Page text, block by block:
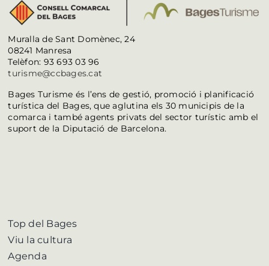
Muralla de Sant Domènec, 24
08241 Manresa
Telèfon: 93 693 03 96
turisme@ccbages.cat
Bages Turisme és l’ens de gestió, promoció i planificació
turística del Bages, que aglutina els 30 municipis de la
comarca i també agents privats del sector turístic amb el
suport de la Diputació de Barcelona.
Top del Bages
Viu la cultura
Agenda